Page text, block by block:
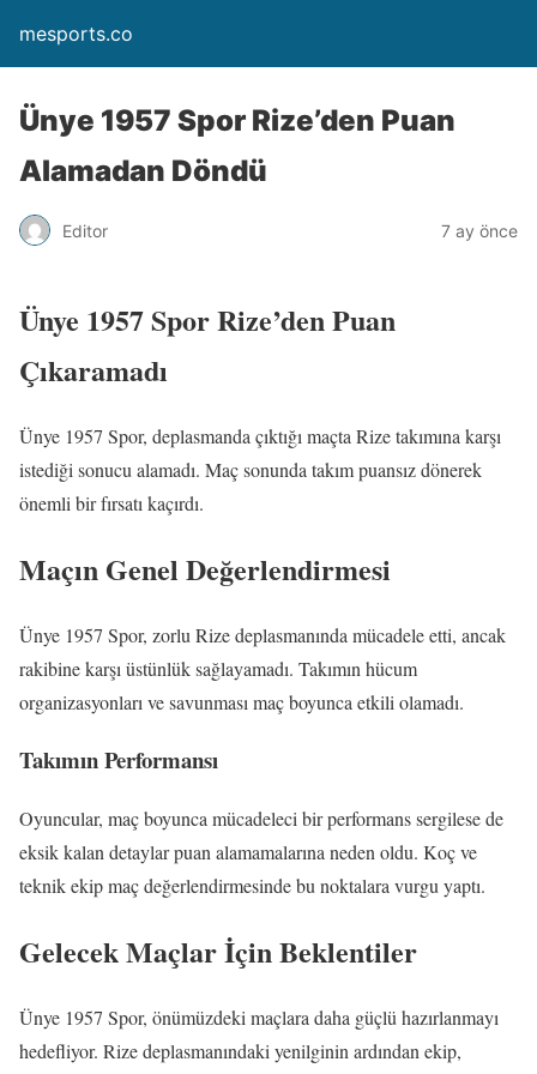
mesports.co
Ünye 1957 Spor Rize’den Puan
Alamadan Döndü
Editor 7 ay önce
Ünye 1957 Spor Rize’den Puan
Çıkaramadı
Ünye 1957 Spor, deplasmanda çıktığı maçta Rize takımına karşı
istediği sonucu alamadı. Maç sonunda takım puansız dönerek
önemli bir fırsatı kaçırdı.
Maçın Genel Değerlendirmesi
Ünye 1957 Spor, zorlu Rize deplasmanında mücadele etti, ancak
rakibine karşı üstünlük sağlayamadı. Takımın hücum
organizasyonları ve savunması maç boyunca etkili olamadı.
Takımın Performansı
Oyuncular, maç boyunca mücadeleci bir performans sergilese de
eksik kalan detaylar puan alamamalarına neden oldu. Koç ve
teknik ekip maç değerlendirmesinde bu noktalara vurgu yaptı.
Gelecek Maçlar İçin Beklentiler
Ünye 1957 Spor, önümüzdeki maçlara daha güçlü hazırlanmayı
hedefliyor. Rize deplasmanındaki yenilginin ardından ekip,